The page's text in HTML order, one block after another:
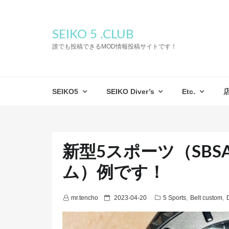
SEIKO 5 .CLUB
誰でも投稿できるMOD情報投稿サイトです！
SEIKO5 SEIKO Diver’s Etc.
新型5スポーツ（
ム）例です！
mr.tencho
P 2023-04-20 5 Sports, Belt custom,